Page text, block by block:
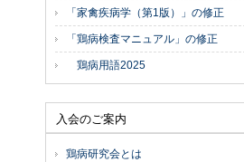
「家禽疾病学（第1版）」の修正
「鶏病検査マニュアル」の修正
鶏病用語2025
入会のご案内
鶏病研究会とは